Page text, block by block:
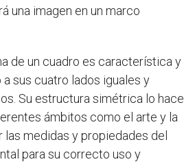
una imagen en un marco
de un cuadro es característica y
sus cuatro lados iguales y
Su estructura simétrica lo hace
ámbitos como el arte y la
las medidas y propiedades del
para su correcto uso y